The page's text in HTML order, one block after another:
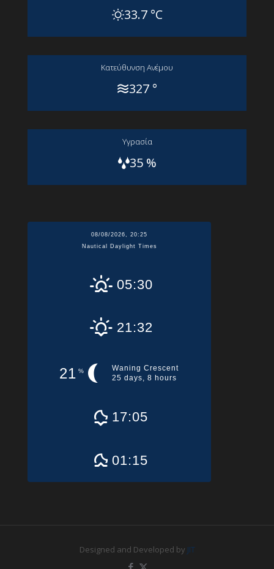
33.7 °C
Kατεύθυνση Aνέμου
327 °
Yγρασία
35 %
08/08/2026, 20:25
Nautical Daylight Times
05:30
21:32
21 %
Waning Crescent
25 days, 8 hours
17:05
01:15
Designed and Developed by JIT